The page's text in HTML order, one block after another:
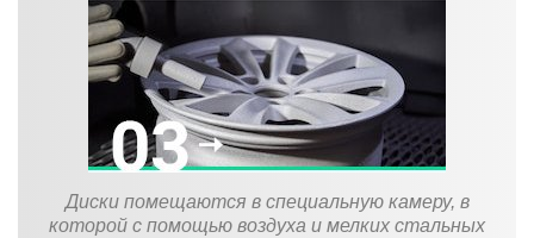
Диски помещаются в специальную камеру, в
которой с помощью воздуха и мелких стальных